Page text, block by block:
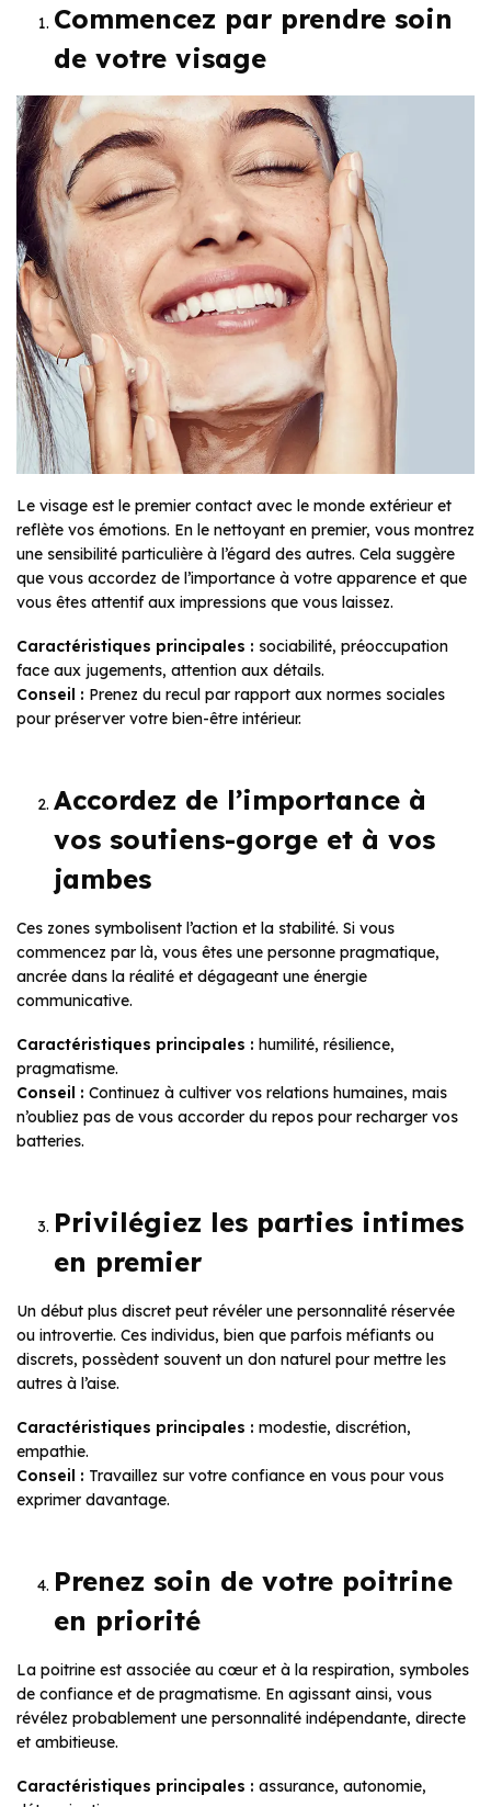
Commencez par prendre soin
de votre visage
Le visage est le premier contact avec le monde extérieur et
reflète vos émotions. En le nettoyant en premier, vous montrez
une sensibilité particulière à l’égard des autres. Cela suggère
que vous accordez de l’importance à votre apparence et que
vous êtes attentif aux impressions que vous laissez.
Caractéristiques principales : sociabilité, préoccupation
face aux jugements, attention aux détails.
Conseil : Prenez du recul par rapport aux normes sociales
pour préserver votre bien-être intérieur.
Accordez de l’importance à
vos soutiens-gorge et à vos
jambes
Ces zones symbolisent l’action et la stabilité. Si vous
commencez par là, vous êtes une personne pragmatique,
ancrée dans la réalité et dégageant une énergie
communicative.
Caractéristiques principales : humilité, résilience,
pragmatisme.
Conseil : Continuez à cultiver vos relations humaines, mais
n’oubliez pas de vous accorder du repos pour recharger vos
batteries.
Privilégiez les parties intimes
en premier
Un début plus discret peut révéler une personnalité réservée
ou introvertie. Ces individus, bien que parfois méfiants ou
discrets, possèdent souvent un don naturel pour mettre les
autres à l’aise.
Caractéristiques principales : modestie, discrétion,
empathie.
Conseil : Travaillez sur votre confiance en vous pour vous
exprimer davantage.
Prenez soin de votre poitrine
en priorité
La poitrine est associée au cœur et à la respiration, symboles
de confiance et de pragmatisme. En agissant ainsi, vous
révélez probablement une personnalité indépendante, directe
et ambitieuse.
Caractéristiques principales : assurance, autonomie,